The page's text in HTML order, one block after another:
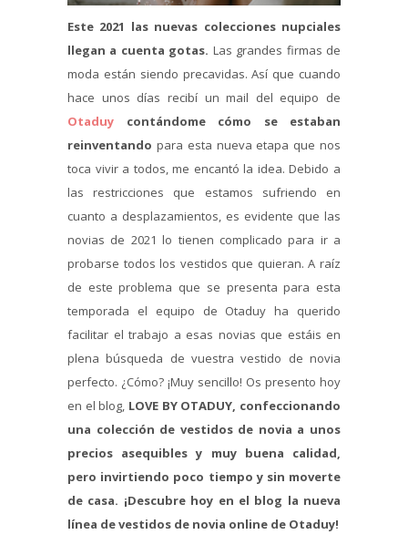
Este 2021 las nuevas colecciones nupciales
llegan a cuenta gotas. Las grandes firmas de
moda están siendo precavidas. Así que cuando
hace unos días recibí un mail del equipo de
Otaduy contándome cómo se estaban
reinventando para esta nueva etapa que nos
toca vivir a todos, me encantó la idea. Debido a
las restricciones que estamos sufriendo en
cuanto a desplazamientos, es evidente que las
novias de 2021 lo tienen complicado para ir a
probarse todos los vestidos que quieran. A raíz
de este problema que se presenta para esta
temporada el equipo de Otaduy ha querido
facilitar el trabajo a esas novias que estáis en
plena búsqueda de vuestra vestido de novia
perfecto. ¿Cómo? ¡Muy sencillo! Os presento hoy
en el blog, LOVE BY OTADUY, confeccionando
una colección de vestidos de novia a unos
precios asequibles y muy buena calidad,
pero invirtiendo poco tiempo y sin moverte
de casa. ¡Descubre hoy en el blog la nueva
línea de vestidos de novia online de Otaduy!